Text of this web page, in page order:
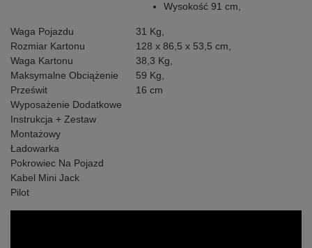
Wysokość 91 cm,
Waga Pojazdu
31 Kg,
Rozmiar Kartonu
128 x 86,5 x 53,5 cm,
Waga Kartonu
38,3 Kg,
Maksymalne Obciążenie
59 Kg,
Prześwit
16 cm
Wyposażenie Dodatkowe
Instrukcja + Zestaw
Montażowy
Ładowarka
Pokrowiec Na Pojazd
Kabel Mini Jack
Pilot